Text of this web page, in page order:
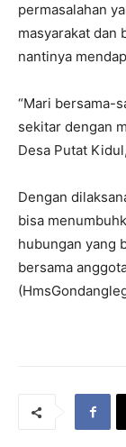
permasalahan
masyarakat dan
nantinya
“Mari bersama-
sekitar dengan
Desa Putat
Dengan
bisa
hubungan yang
bersama